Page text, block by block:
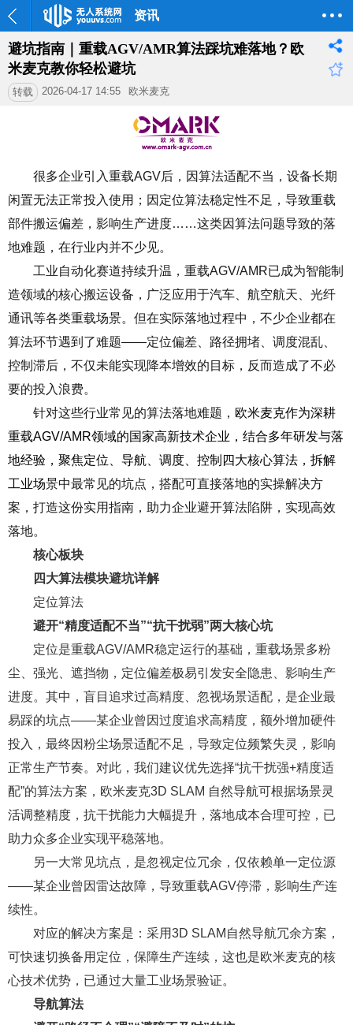
资讯
避坑指南｜重载AGV/AMR算法踩坑难落地？欧
米麦克教你轻松避坑
转载 2026-04-17 14:55 欧米麦克
很多企业引入重载AGV后，因算法适配不当，设备长期
闲置无法正常投入使用；因定位算法稳定性不足，导致重载
部件搬运偏差，影响生产进度……这类因算法问题导致的落
地难题，在行业内并不少见。
工业自动化赛道持续升温，重载AGV/AMR已成为智能制
造领域的核心搬运设备，广泛应用于汽车、航空航天、光纤
通讯等各类重载场景。但在实际落地过程中，不少企业都在
算法环节遇到了难题——定位偏差、路径拥堵、调度混乱、
控制滞后，不仅未能实现降本增效的目标，反而造成了不必
要的投入浪费。
针对这些行业常见的算法落地难题， 欧米麦克作为深耕
重载AGV/AMR领域的国家高新技术企业，结合多年研发与落
地经验，聚焦定位、导航、调度、控制四大核心算法， 拆解
工业场景中最常见的坑点，搭配可直接落地的实操解决方
案，打造这份实用指南， 助力企业避开算法陷阱，实现高效
落地。
核心板块
四大算法模块避坑详解
定位算法
避开“精度适配不当”“抗干扰弱”两大核心坑
定位是重载AGV/AMR稳定运行的基础，重载场景多粉
尘、强光、遮挡物，定位偏差极易引发安全隐患、影响生产
进度。其中，盲目追求过高精度、忽视场景适配，是企业最
易踩的坑点——某企业曾因过度追求高精度，额外增加硬件
投入，最终因粉尘场景适配不足，导致定位频繁失灵，影响
正常生产节奏。对此，我们建议优先选择“抗干扰强+精度适
配”的算法方案，欧米麦克3D SLAM 自然导航可根据场景灵
活调整精度，抗干扰能力大幅提升，落地成本合理可控，已
助力众多企业实现平稳落地。
另一大常见坑点，是忽视定位冗余，仅依赖单一定位源
——某企业曾因雷达故障，导致重载AGV停滞，影响生产连
续性。
对应的解决方案是：采用3D SLAM自然导航冗余方案，
可快速切换备用定位，保障生产连续，这也是欧米麦克的核
心技术优势，已通过大量工业场景验证。
导航算法